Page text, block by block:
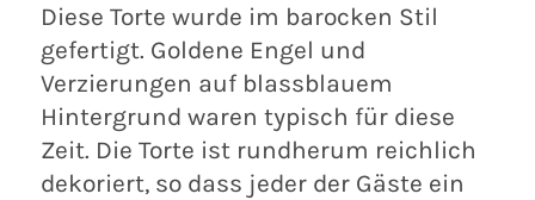
Diese Torte wurde im barocken Stil
gefertigt. Goldene Engel und
Verzierungen auf blassblauem
Hintergrund waren typisch für diese
Zeit. Die Torte ist rundherum reichlich
dekoriert, so dass jeder der Gäste ein